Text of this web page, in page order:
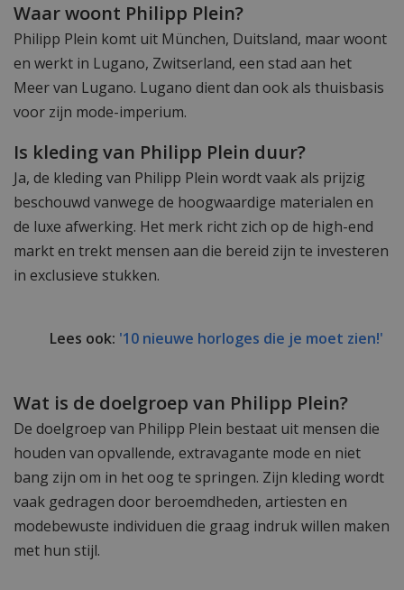
Waar woont Philipp Plein?
Philipp Plein komt uit München, Duitsland, maar woont
en werkt in Lugano, Zwitserland, een stad aan het
Meer van Lugano. Lugano dient dan ook als thuisbasis
voor zijn mode-imperium.
Is kleding van Philipp Plein duur?
Ja, de kleding van Philipp Plein wordt vaak als prijzig
beschouwd vanwege de hoogwaardige materialen en
de luxe afwerking. Het merk richt zich op de high-end
markt en trekt mensen aan die bereid zijn te investeren
in exclusieve stukken.
Lees ook: '10 nieuwe horloges die je moet zien!'
Wat is de doelgroep van Philipp Plein?
De doelgroep van Philipp Plein bestaat uit mensen die
houden van opvallende, extravagante mode en niet
bang zijn om in het oog te springen. Zijn kleding wordt
vaak gedragen door beroemdheden, artiesten en
modebewuste individuen die graag indruk willen maken
met hun stijl.